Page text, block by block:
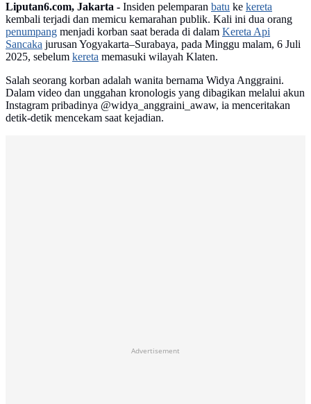
Liputan6.com, Jakarta - Insiden pelemparan batu ke kereta
kembali terjadi dan memicu kemarahan publik. Kali ini dua orang
penumpang menjadi korban saat berada di dalam Kereta Api
Sancaka jurusan Yogyakarta–Surabaya, pada Minggu malam, 6 Juli
2025, sebelum kereta memasuki wilayah Klaten.
Salah seorang korban adalah wanita bernama Widya Anggraini.
Dalam video dan unggahan kronologis yang dibagikan melalui akun
Instagram pribadinya @widya_anggraini_awaw, ia menceritakan
detik-detik mencekam saat kejadian.
Advertisement